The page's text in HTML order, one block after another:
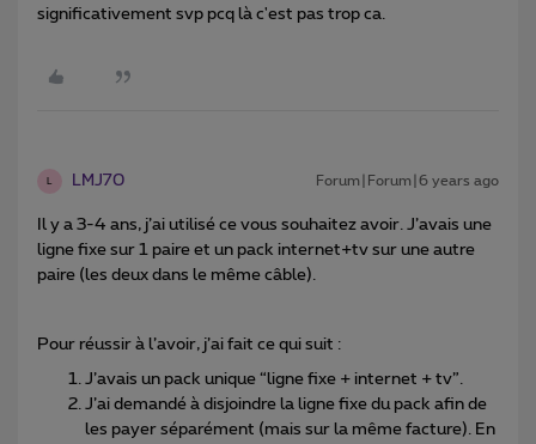
significativement svp pcq là c'est pas trop ca.
L LMJ70 Forum|Forum|6 years ago
Il y a 3-4 ans, j’ai utilisé ce vous souhaitez avoir. J’avais une
ligne fixe sur 1 paire et un pack internet+tv sur une autre
paire (les deux dans le même câble).
Pour réussir à l’avoir, j’ai fait ce qui suit :
J’avais un pack unique “ligne fixe + internet + tv”.
J’ai demandé à disjoindre la ligne fixe du pack afin de
les payer séparément (mais sur la même facture). En